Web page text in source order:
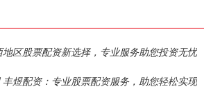
区股票配资新选择，专业服务助您投资无忧
丰煜配资：专业股票配资服务，助您轻松实现